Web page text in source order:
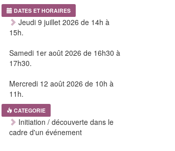
DATES ET HORAIRES
Jeudi 9 juillet 2026 de 14h à
15h.
Samedi 1er août 2026 de 16h30 à
17h30.
Mercredi 12 août 2026 de 10h à
11h.
CATEGORIE
Initiation / découverte dans le
cadre d'un événement